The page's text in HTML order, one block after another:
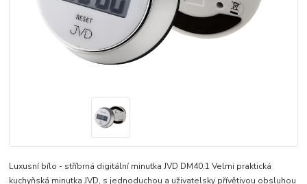
Luxusní bílo - stříbrná digitální minutka JVD DM40.1 Velmi praktická
kuchyňská minutka JVD, s jednoduchou a uživatelsky přívětivou obsluhou